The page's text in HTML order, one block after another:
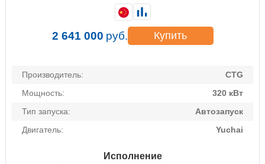
Производитель:
CTG
Мощность:
320 кВт
Тип запуска:
Автозапуск
Двигатель:
Yuchai
Исполнение
2 641 000 руб. Купить